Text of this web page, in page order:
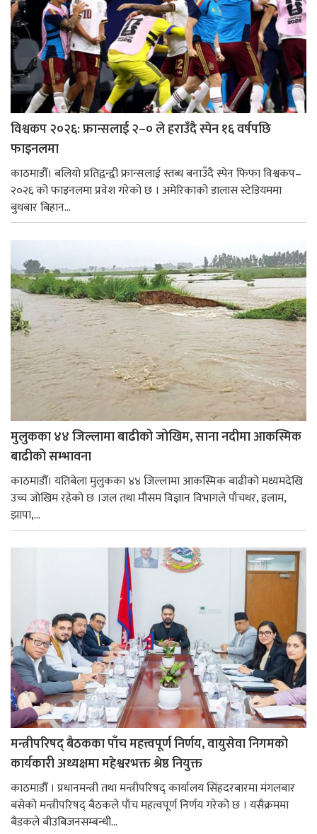
विश्वकप २०२६: फ्रान्सलाई २–० ले हराउँदै स्पेन १६ वर्षपछि
फाइनलमा
काठमाडौँ। बलियो प्रतिद्वन्द्वी फ्रान्सलाई स्तब्ध बनाउँदै स्पेन फिफा विश्वकप–
२०२६ को फाइनलमा प्रवेश गरेको छ । अमेरिकाको डालास स्टेडियममा
बुधबार बिहान...
मुलुकका ४४ जिल्लामा बाढीको जोखिम, साना नदीमा आकस्मिक
बाढीको सम्भावना
काठमाडौँ। यतिबेला मुलुकका ४४ जिल्लामा आकस्मिक बाढीको मध्यमदेखि
उच्च जोखिम रहेको छ ।जल तथा मौसम विज्ञान विभागले पाँचथर, इलाम,
झापा,...
मन्त्रीपरिषद् बैठकका पाँच महत्त्वपूर्ण निर्णय, वायुसेवा निगमको
कार्यकारी अध्यक्षमा महेश्वरभक्त श्रेष्ठ नियुक्त
काठमाडौँ । प्रधानमन्त्री तथा मन्त्रीपरिषद् कार्यालय सिंहदरबारमा मंगलबार
बसेको मन्त्रीपरिषद् बैठकले पाँच महत्वपूर्ण निर्णय गरेको छ । यसैक्रममा
बैडकले बीउबिजनसम्बन्धी...